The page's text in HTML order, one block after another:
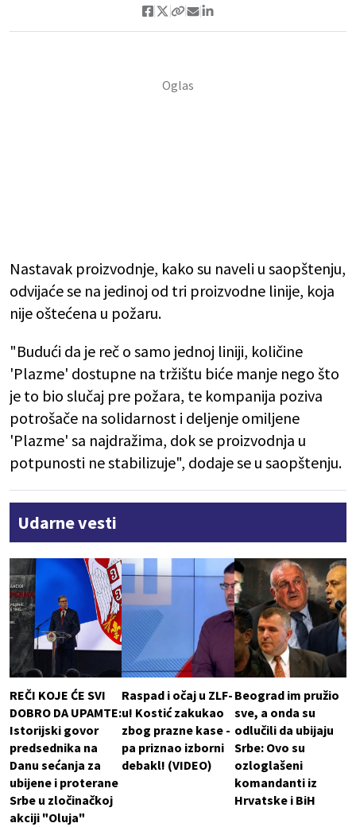
Nastavak proizvodnje, kako su naveli u saopštenju,
odvijaće se na jedinoj od tri proizvodne linije, koja
nije oštećena u požaru.
"Budući da je reč o samo jednoj liniji, količine
'Plazme' dostupne na tržištu biće manje nego što
je to bio slučaj pre požara, te kompanija poziva
potrošače na solidarnost i deljenje omiljene
'Plazme' sa najdražima, dok se proizvodnja u
potpunosti ne stabilizuje", dodaje se u saopštenju.
Udarne vesti
REČI KOJE ĆE SVI
DOBRO DA UPAMTE:
Istorijski govor
predsednika na
Danu sećanja za
ubijene i proterane
Srbe u zločinačkoj
akciji "Oluja"
Raspad i očaj u ZLF-
u! Kostić zakukao
zbog prazne kase -
pa priznao izborni
debakl! (VIDEO)
Beograd im pružio
sve, a onda su
odlučili da ubijaju
Srbe: Ovo su
ozloglašeni
komandanti iz
Hrvatske i BiH